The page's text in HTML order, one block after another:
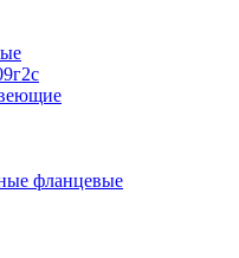
фланцевые